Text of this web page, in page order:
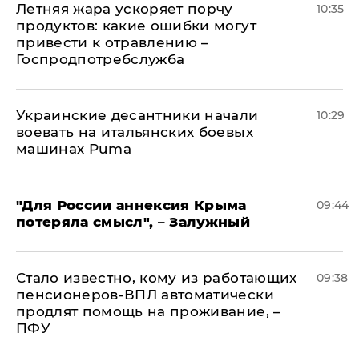
Летняя жара ускоряет порчу
продуктов: какие ошибки могут
привести к отравлению –
Госпродпотребслужба
10:35
Украинские десантники начали
воевать на итальянских боевых
машинах Puma
10:29
"Для России аннексия Крыма
потеряла смысл", – Залужный
09:44
Стало известно, кому из работающих
пенсионеров-ВПЛ автоматически
продлят помощь на проживание, –
ПФУ
09:38